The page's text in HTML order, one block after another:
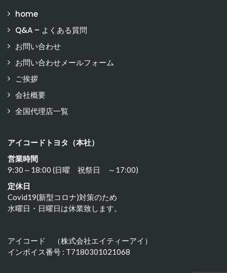
home
Q&A – よくある質問
お問い合わせ
お問い合わせメールフォーム
ご挨拶
会社概要
全国代理店一覧
アイコードトヨタ（本社）
営業時間
9:30～18:00 (日曜 祝祭日 ～17:00)
定休日
Covid19(新型コロナ)対策のため
水曜日・日曜日は休業致します。
アイコード （株式会社エイティーアイ）
インボイス番号 : T7180301021068